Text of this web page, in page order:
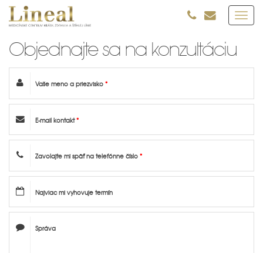
Objednajte sa na konzultáciu
Vaše meno a priezvisko*
E-mail kontakt*
Zavolajte mi späť na telefónne číslo*
Najviac mi vyhovuje termín
Správa